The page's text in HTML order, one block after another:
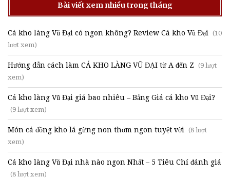
Bài viết xem nhiều trong tháng
Cá kho làng Vũ Đại có ngon không? Review Cá kho Vũ Đại (10
lượt xem)
Hướng dẫn cách làm CÁ KHO LÀNG VŨ ĐẠI từ A đến Z (9 lượt
xem)
Cá kho làng Vũ Đại giá bao nhiêu – Bảng Giá cá kho Vũ Đại?
(9 lượt xem)
Món cá đồng kho lá gừng non thơm ngon tuyệt vời (8 lượt
xem)
Cá kho làng Vũ Đại nhà nào ngon Nhất – 5 Tiêu Chí đánh giá
(8 lượt xem)